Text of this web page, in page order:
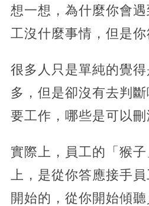
想一想，為什麼你會
工沒什麼事情，但是你
很多人只是單純的覺
多，但是卻沒有去判
要工作，哪些是可以刪
實際上，員工的「猴
上，是從你答應接手
開始的，從你開始傾